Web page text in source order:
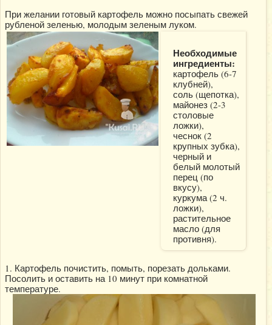
При желании готовый картофель можно посыпать свежей
рубленой зеленью, молодым зеленым луком.
Необходимые
ингредиенты:
картофель (6-7
клубней),
соль (щепотка),
майонез (2-3
столовые
ложки),
чеснок (2
крупных зубка),
черный и
белый молотый
перец (по
вкусу),
куркума (2 ч.
ложки),
растительное
масло (для
противня).
1. Картофель почистить, помыть, порезать дольками.
Посолить и оставить на 10 минут при комнатной
температуре.